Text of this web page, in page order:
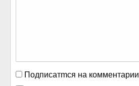
Подписатmся на комментарии